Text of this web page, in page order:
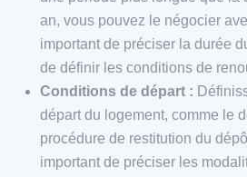
an, vous pouvez le négocier
important de préciser la durée
de définir les conditions de
Conditions de départ :
départ du logement, comme le
procédure de restitution du
important de préciser les